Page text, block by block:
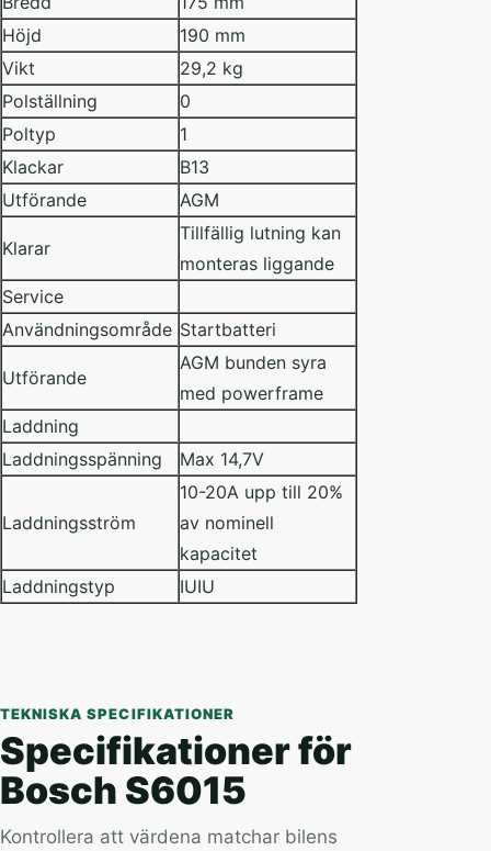
Höjd
190 mm
Vikt
29,2 kg
Polställning
0
Poltyp
1
Klackar
B13
Utförande
AGM
Klarar
Tillfällig lutning kan
monteras liggande
Service
Användningsområde Startbatteri
Utförande
AGM bunden syra
med powerframe
Laddning
Laddningsspänning
Max 14,7V
Laddningsström
10-20A upp till 20%
av nominell
kapacitet
Laddningstyp
IUIU
TEKNISKA SPECIFIKATIONER
Specifikationer för
Bosch S6015
Kontrollera att värdena matchar bilens